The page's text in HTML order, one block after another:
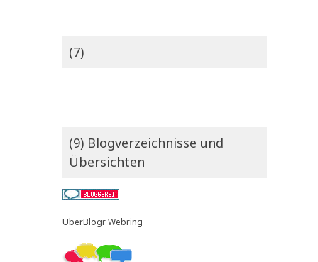
(7)
(9) Blogverzeichnisse und
Übersichten
UberBlogr Webring